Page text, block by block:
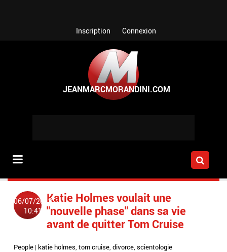
Inscription Connexion
06/07/2012
10:41
Katie Holmes voulait une
"nouvelle phase" dans sa vie
avant de quitter Tom Cruise
People | katie holmes,tom cruise,divorce,scientologie